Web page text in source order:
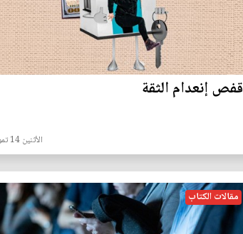
قفص إنعدام الثقة
الأثنين 14 تموز 2025
مقالات الكتاب